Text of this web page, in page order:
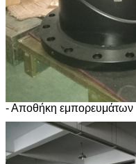
- Αποθήκη εμπορευμάτων